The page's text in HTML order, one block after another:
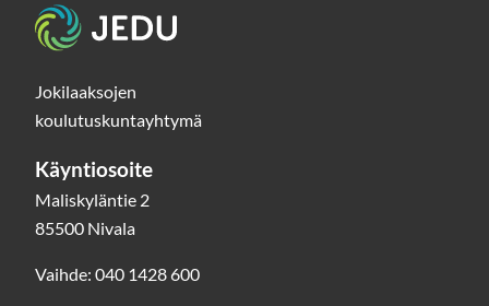
Etusivu
Jokilaaksojen
koulutuskuntayhtymä
Käyntiosoite
Maliskyläntie 2
85500 Nivala
Vaihde: 040 1428 600